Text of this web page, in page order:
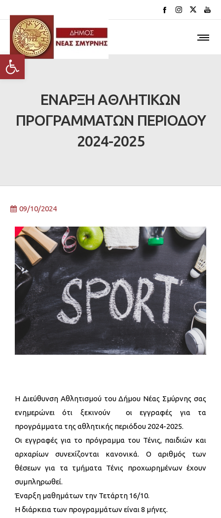
Ανοίξτε τη γραμμή εργαλείων
ΕΝΑΡΞΗ ΑΘΛΗΤΙΚΩΝ
ΠΡΟΓΡΑΜΜΑΤΩΝ ΠΕΡΙΟΔΟΥ
2024-2025
09/10/2024
Η Διεύθυνση Αθλητισμού του Δήμου Νέας Σμύρνης σας
ενημερώνει ότι ξεκινούν οι εγγραφές για τα
προγράμματα της αθλητικής περιόδου 2024-2025.
Οι εγγραφές για το πρόγραμμα του Τένις, παιδιών και
αρχαρίων συνεχίζονται κανονικά. Ο αριθμός των
θέσεων για τα τμήματα Τένις προχωρημένων έχουν
συμπληρωθεί.
Έναρξη μαθημάτων την Τετάρτη 16/10.
Η διάρκεια των προγραμμάτων είναι 8 μήνες.